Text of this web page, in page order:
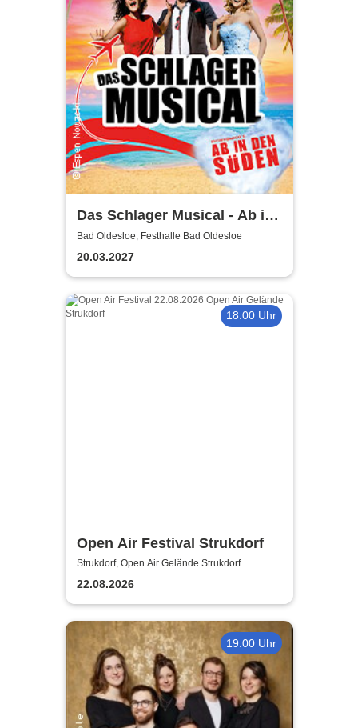
Das Schlager Musical - Ab in
den Süden 2026/2027
Bad Oldesloe, Festhalle Bad Oldesloe
20.03.2027
18:00 Uhr
Open Air Festival Strukdorf
Strukdorf, Open Air Gelände Strukdorf
22.08.2026
19:00 Uhr